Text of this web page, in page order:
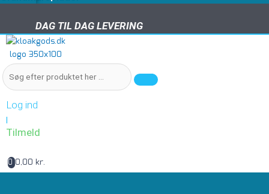
DAG TIL DAG LEVERING
DAG TIL DAG LEVERING
Log ind
|
Tilmeld
0 0,00 kr.